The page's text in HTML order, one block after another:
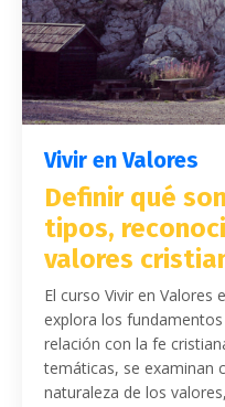
Vivir en Valores
Definir qué
tipos,
valores
El curso Vivir en Valores
explora los
relación con la fe
temáticas, se examinan
naturaleza de los